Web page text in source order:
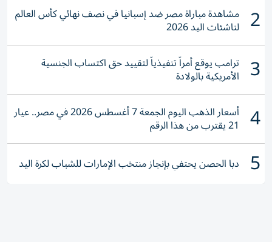
2 مشاهدة مباراة مصر ضد إسبانيا في نصف نهائي كأس العالم
لناشئات اليد 2026
3 ترامب يوقع أمراً تنفيذياً لتقييد حق اكتساب الجنسية
الأمريكية بالولادة
4 أسعار الذهب اليوم الجمعة 7 أغسطس 2026 في مصر.. عيار
21 يقترب من هذا الرقم
5 دبا الحصن يحتفي بإنجاز منتخب الإمارات للشباب لكرة اليد